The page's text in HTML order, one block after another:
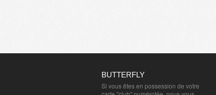
BUTTERFLY
Si vous êtes en possession de votre